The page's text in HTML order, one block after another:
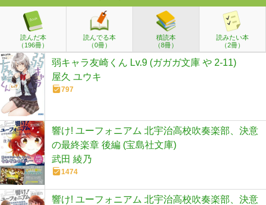
読んだ本
（196冊）
読んでる本
（0冊）
積読本
（8冊）
読みたい本
（2冊）
弱キャラ友崎くん Lv.9 (ガガガ文庫 や 2-11)
屋久 ユウキ
797
響け! ユーフォニアム 北宇治高校吹奏楽部、決意
の最終楽章 後編 (宝島社文庫)
武田 綾乃
1474
響け! ユーフォニアム 北宇治高校吹奏楽部、決意